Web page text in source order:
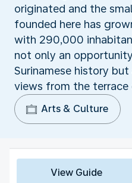
originated and the
founded here has
with 290,000
not only an
Surinamese history
views from the
Arts & Culture
View Guide